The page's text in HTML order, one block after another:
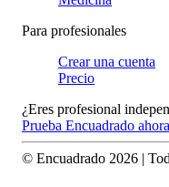
Para profesionales
Crear una cuenta
Precio
¿Eres profesional
Prueba Encuadrado ahora
© Encuadrado 2026 |